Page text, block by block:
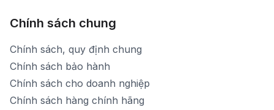
Chính sách chung
Chính sách, quy định chung
Chính sách bảo hành
Chính sách cho doanh nghiệp
Chính sách hàng chính hãng